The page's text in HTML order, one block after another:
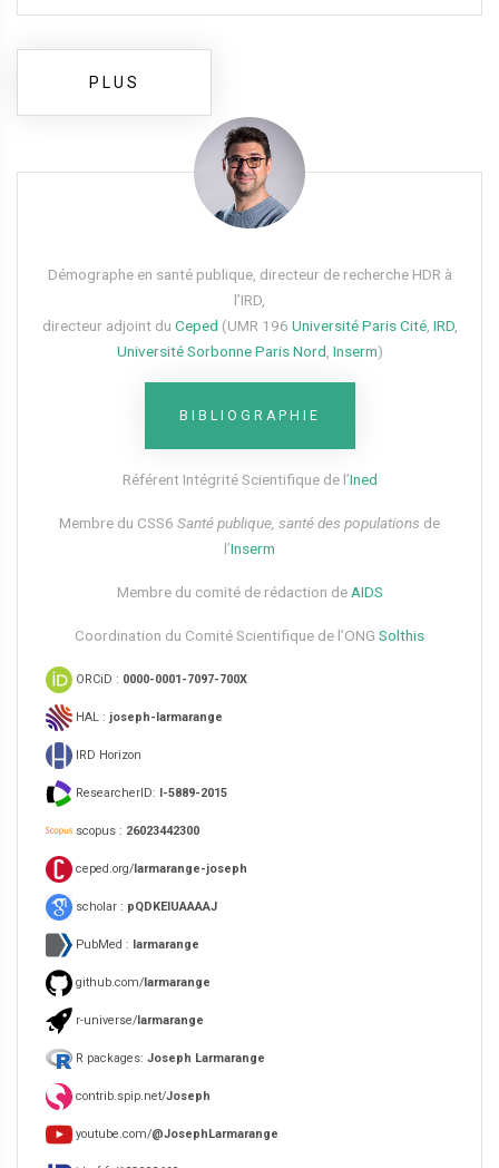
PLUS
Démographe en santé publique, directeur de recherche HDR à
l’IRD,
directeur adjoint du Ceped (UMR 196 Université Paris Cité, IRD,
Université Sorbonne Paris Nord Inserm)
BIBLIOGRAPHIE
Référent Intégrité Scientifique de l’Ined
Membre du CSS6​ Santé publique, santé des populations de
l’Inserm
Membre du comité de rédaction de AIDS
Coordination du Comité Scientifique de l’ONG Solthis
ORCiD : 0000-0001-7097-700X
HAL : joseph-larmarange
IRD Horizon
ResearcherID: I-5889-2015
scopus : 26023442300
ceped.org/larmarange-joseph
scholar : pQDKEIUAAAAJ
PubMed : larmarange
github.com/larmarange
r-universe/larmarange
R packages: Joseph Larmarange
contrib.spip.net/Joseph
youtube.com/@JosephLarmarange